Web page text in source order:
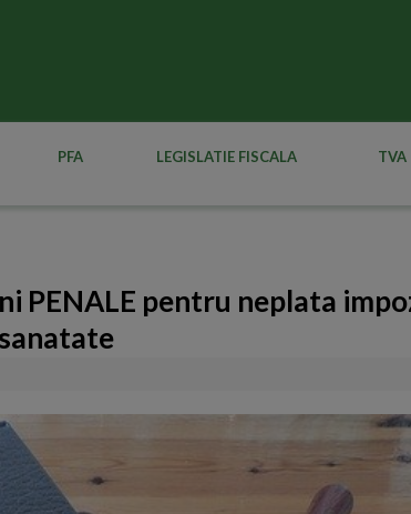
PFA LEGISLATIE FISCALA TVA
PENALE pentru neplata